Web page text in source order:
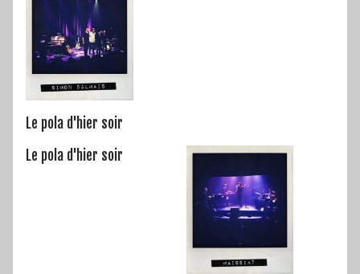
Le pola d'hier soir
Le pola d'hier soir